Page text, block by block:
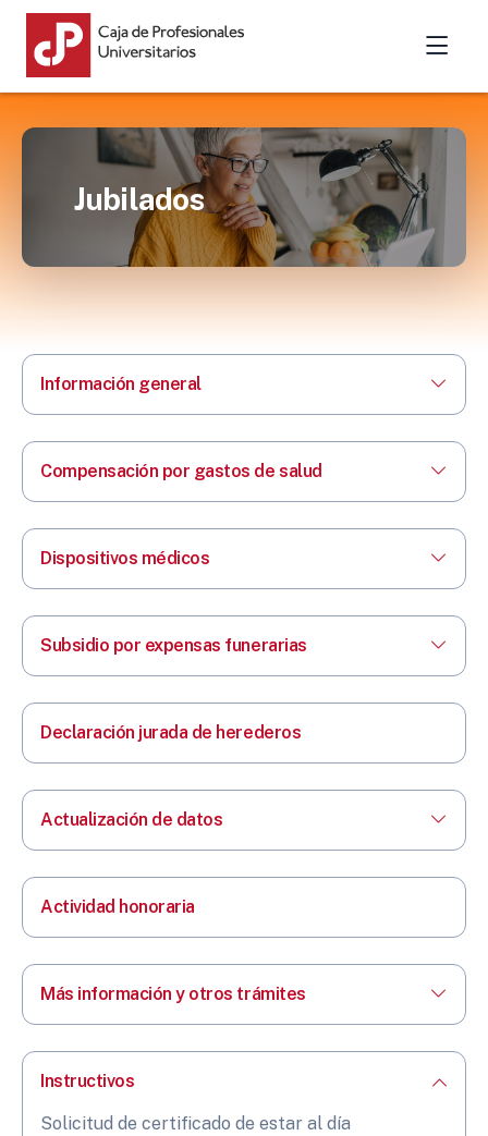
Jubilados
Información general
Compensación por gastos de salud
Dispositivos médicos
Subsidio por expensas funerarias
Declaración jurada de herederos
Actualización de datos
Actividad honoraria
Más información y otros trámites
Instructivos
Solicitud de certificado de estar al día